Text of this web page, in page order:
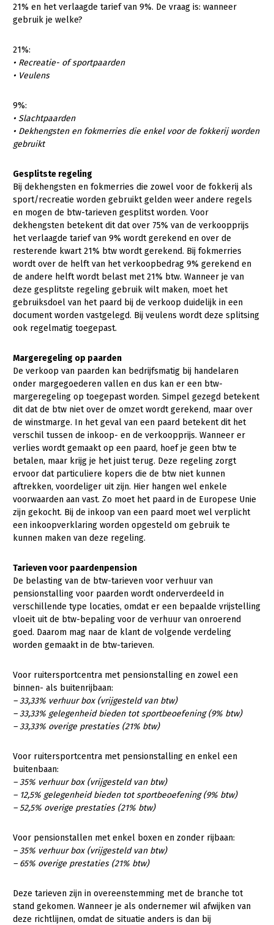
Internationaal
Dier
Biologische Landbouw
Kalverhouderij
Konijnenhouderij
Melkveehouderij
Paardenhouderij
Pluimveehouderij
Schapenhouderij
Varkenshouderij
Vleesveehouderij
Plant
Biologische Landbouw
Bollenteelt
Bomen, vaste planten en zomerbloemen
Fruitteelt
Glastuinbouw
Paddenstoelen
Vollegrondsgroente
Multifunctioneel
Vrouw en Bedrijf
Onderwerpen
Nieuwsabonnement
Webinars
Over LTO
LTO Nederland
Mensen
Bestuur en Directie
Medewerkers
Jaarverslag 2023
Vacatures
Contact
21% en het verlaagde tarief van 9%. De vraag is: wanneer
gebruik je welke?
21%:
• Recreatie- of sportpaarden
• Veulens
9%:
• Slachtpaarden
• Dekhengsten en fokmerries die enkel voor de fokkerij worden
gebruikt
Gesplitste regeling
Bij dekhengsten en fokmerries die zowel voor de fokkerij als
sport/recreatie worden gebruikt gelden weer andere regels
en mogen de btw-tarieven gesplitst worden. Voor
dekhengsten betekent dit dat over 75% van de verkoopprijs
het verlaagde tarief van 9% wordt gerekend en over de
resterende kwart 21% btw wordt gerekend. Bij fokmerries
wordt over de helft van het verkoopbedrag 9% gerekend en
de andere helft wordt belast met 21% btw. Wanneer je van
deze gesplitste regeling gebruik wilt maken, moet het
gebruiksdoel van het paard bij de verkoop duidelijk in een
document worden vastgelegd. Bij veulens wordt deze splitsing
ook regelmatig toegepast.
Margeregeling op paarden
De verkoop van paarden kan bedrijfsmatig bij handelaren
onder margegoederen vallen en dus kan er een btw-
margeregeling op toegepast worden. Simpel gezegd betekent
dit dat de btw niet over de omzet wordt gerekend, maar over
de winstmarge. In het geval van een paard betekent dit het
verschil tussen de inkoop- en de verkoopprijs. Wanneer er
verlies wordt gemaakt op een paard, hoef je geen btw te
betalen, maar krijg je het juist terug. Deze regeling zorgt
ervoor dat particuliere kopers die de btw niet kunnen
aftrekken, voordeliger uit zijn. Hier hangen wel enkele
voorwaarden aan vast. Zo moet het paard in de Europese Unie
zijn gekocht. Bij de inkoop van een paard moet wel verplicht
een inkoopverklaring worden opgesteld om gebruik te
kunnen maken van deze regeling.
Tarieven voor paardenpension
De belasting van de btw-tarieven voor verhuur van
pensionstalling voor paarden wordt onderverdeeld in
verschillende type locaties, omdat er een bepaalde vrijstelling
vloeit uit de btw-bepaling voor de verhuur van onroerend
goed. Daarom mag naar de klant de volgende verdeling
worden gemaakt in de btw-tarieven.
Voor ruitersportcentra met pensionstalling en zowel een
binnen- als buitenrijbaan:
– 33,33% verhuur box (vrijgesteld van btw)
– 33,33% gelegenheid bieden tot sportbeoefening (9% btw)
– 33,33% overige prestaties (21% btw)
Voor ruitersportcentra met pensionstalling en enkel een
buitenbaan:
– 35% verhuur box (vrijgesteld van btw)
– 12,5% gelegenheid bieden tot sportbeoefening (9% btw)
– 52,5% overige prestaties (21% btw)
Voor pensionstallen met enkel boxen en zonder rijbaan:
– 35% verhuur box (vrijgesteld van btw)
– 65% overige prestaties (21% btw)
Deze tarieven zijn in overeenstemming met de branche tot
stand gekomen. Wanneer je als ondernemer wil afwijken van
deze richtlijnen, omdat de situatie anders is dan bij